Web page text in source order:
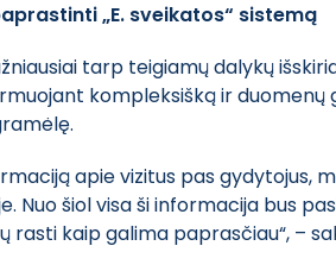
„E. sveikatos“ sistemą
tarp teigiamų dalykų
kompleksišką ir duomenų
apie vizitus pas
Nuo šiol visa ši informacija bus
kaip galima paprasčiau“, –